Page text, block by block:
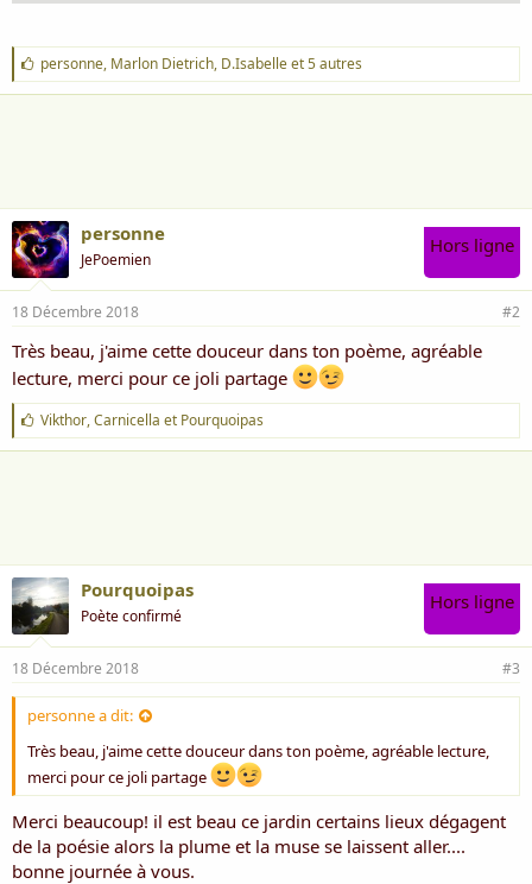
J
'
a
personne, Marlon Dietrich, D.Isabelleet 5 autres
personne
JePoemien
Hors ligne
18 Décembre 2018 #2
Très beau, j'aime cette douceur dans ton poème, agréable
lecture, merci pour ce joli partage
J
'
a
Vikthor,Carnicella et Pourquoipas
Pourquoipas
Poète confirmé
Hors ligne
18 Décembre 2018 #3
personne a dit:
Très beau, j'aime cette douceur dans ton poème, agréable lecture,
merci pour ce joli partage
Merci beaucoup! il est beau ce jardin certains lieux dégagent
de la poésie alors la plume et la muse se laissent aller....
bonne journée à vous.